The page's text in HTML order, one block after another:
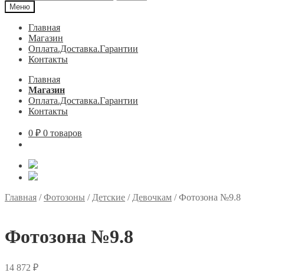
Меню
Главная
Магазин
Оплата.Доставка.Гарантии
Контакты
Главная
Магазин
Оплата.Доставка.Гарантии
Контакты
0 ₽ 0 товаров
Главная /Фотозоны / Детские / Девочкам /Фотозона №9.8
Фотозона №9.8
14 872 ₽